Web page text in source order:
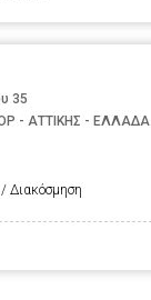
35
- ΑΤΤΙΚΗΣ - ΕΛΛΑΔΑ
/ Διακόσμηση